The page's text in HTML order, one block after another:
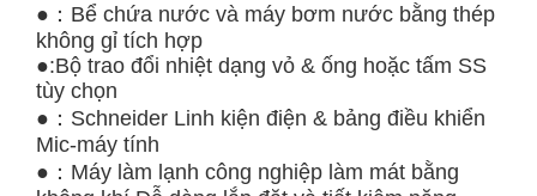
●：Bể chứa nước và máy bơm nước bằng thép
không gỉ tích hợp
●:Bộ trao đổi nhiệt dạng vỏ & ống hoặc tấm SS
tùy chọn
●：Schneider Linh kiện điện & bảng điều khiển
Mic-máy tính
●：Máy làm lạnh công nghiệp làm mát bằng